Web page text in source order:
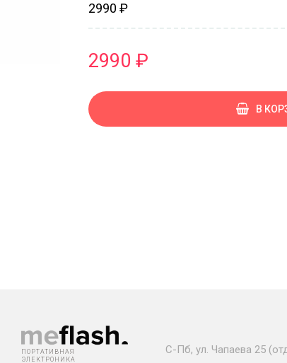
2990 ₽
2990 ₽
В
С-Пб, ул. Чапаева 25
ПОРТАТИВНАЯ
ЭЛЕКТРОНИКА